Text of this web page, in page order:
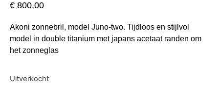
€ 800,00
Akoni zonnebril, model Juno-two. Tijdloos en stijlvol
model in double titanium met japans acetaat randen om
het zonneglas
Uitverkocht